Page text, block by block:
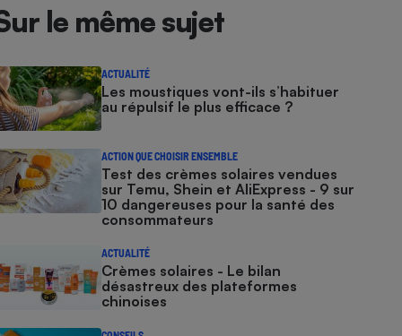
le même sujet
ACTUALITÉ
Les moustiques vont-ils s’habituer
au répulsif le plus efficace ?
ACTION QUE CHOISIR ENSEMBLE
Test des crèmes solaires vendues
sur Temu, Shein et AliExpress - 9 sur
10 dangereuses pour la santé des
consommateurs
ACTUALITÉ
Crèmes solaires - Le bilan
désastreux des plateformes
chinoises